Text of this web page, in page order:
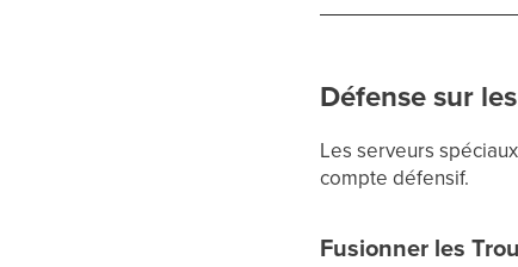
Défense sur
Les serveurs
compte défensif.
Fusionner les